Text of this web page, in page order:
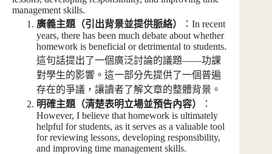
management skills.
廣義主題（引出背景並提供脈絡）
：In recent
years, there has been much debate about whether
homework is beneficial or detrimental to students.
這句話提出了一個廣泛討論的議題——功課
對學生的影響。這一部分先提供了一個普遍
存在的爭議，讓讀者了解文章的整體背景。
明確主題（清楚表明立場並預告內容）
：
However, I believe that homework is ultimately
helpful for students, as it serves as a valuable tool
for reviewing lessons, developing responsibility,
and improving time management skills.